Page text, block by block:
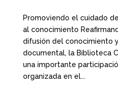
Promoviendo el cuidado
al conocimiento
difusión del conocimiento
documental, la Biblioteca
una importante
organizada en el...